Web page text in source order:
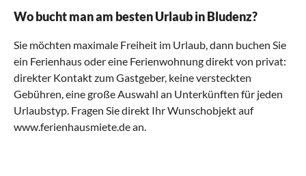
Wo bucht man am besten Urlaub in Bludenz?
Sie möchten maximale Freiheit im Urlaub, dann buchen Sie
ein Ferienhaus oder eine Ferienwohnung direkt von privat:
direkter Kontakt zum Gastgeber, keine versteckten
Gebühren, eine große Auswahl an Unterkünften für jeden
Urlaubstyp. Fragen Sie direkt Ihr Wunschobjekt auf
www.ferienhausmiete.de an.